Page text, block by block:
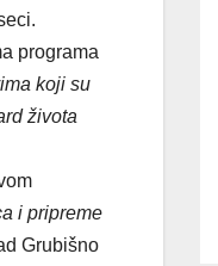
programa
koji su
života
i pripreme
Grubišno